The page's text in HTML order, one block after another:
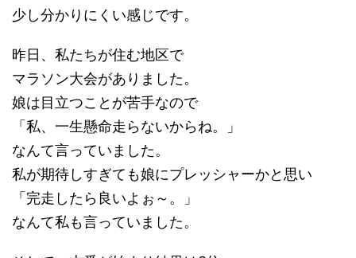
少し分かりにくい感じです。
昨日、私たちが住む地区で
マラソン大会がありました。
娘は目立つことが苦手なので
「私、一生懸命走らないからね。」
なんて言っていました。
私が期待しすぎても娘にプレッシャーかと思い
「完走したら良いよぉ～。」
なんて私も言っていました。